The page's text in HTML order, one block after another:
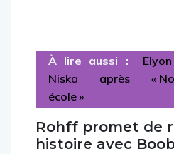
À lire aussi :
Niska après «
école »
Rohff promet de
histoire avec